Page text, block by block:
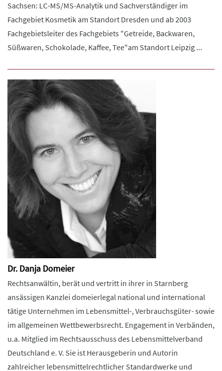
Sachsen: LC-MS/MS-Analytik und Sachverständiger im
Fachgebiet Kosmetik am Standort Dresden und ab 2003
Fachgebietsleiter des Fachgebiets "Getreide, Backwaren,
Süßwaren, Schokolade, Kaffee, Tee"am Standort Leipzig ...
Dr. Danja Domeier
Rechtsanwältin, berät und vertritt in ihrer in Starnberg
ansässigen Kanzlei domeierlegal national und international
tätige Unternehmen im Lebensmittel-, Verbrauchsgüter- sowie
im allgemeinen Wettbewerbsrecht. Engagement in Verbänden,
u.a. Mitglied im Rechtsausschuss des Lebensmittelverband
Deutschland e. V. Sie ist Herausgeberin und Autorin
zahlreicher lebensmittelrechtlicher Standardwerke und